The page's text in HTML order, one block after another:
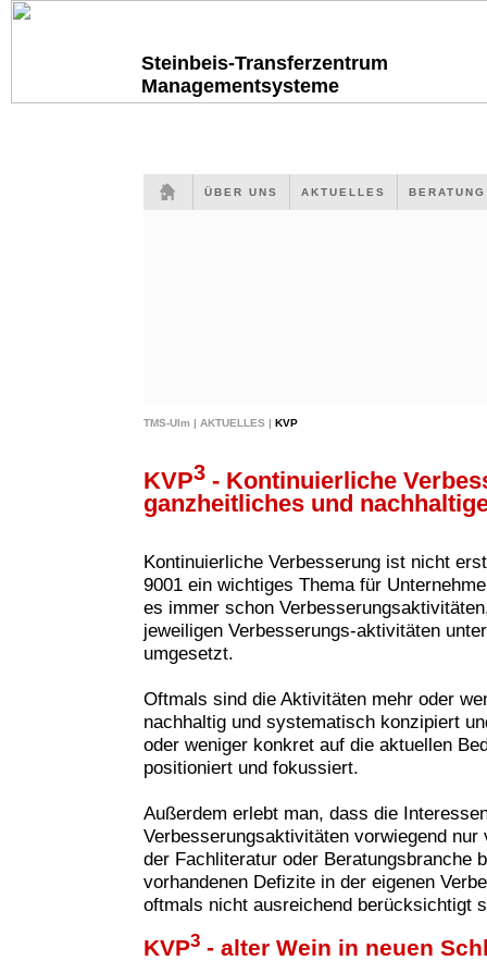
Steinbeis-Transferzentrum
Managementsysteme
ÜBER UNS AKTUELLES
TMS-Ulm | AKTUELLES | KVP
KVP3 - Kontinuierliche
ganzheitliches und
Kontinuierliche Verbesserung ist nicht
9001 ein wichtiges Thema für
es immer schon
jeweiligen Verbesserungs-aktivitäten
umgesetzt.
Oftmals sind die Aktivitäten mehr oder
nachhaltig und systematisch konzipiert
oder weniger konkret auf die aktuellen
positioniert und fokussiert.
Außerdem erlebt man, dass die
Verbesserungsaktivitäten vorwiegend nur
der Fachliteratur oder Beratungsbranche
vorhandenen Defizite in der eigenen
oftmals nicht ausreichend berücksichtigt
KVP3 - alter Wein in neuen